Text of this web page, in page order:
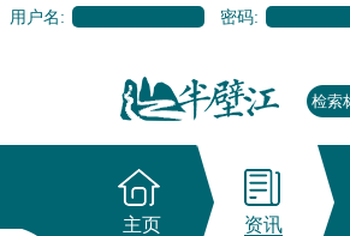
用户名: 密码:
主页 资讯